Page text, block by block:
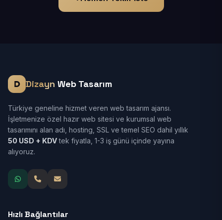
Dizayn Web Tasarım
Türkiye geneline hizmet veren web tasarım ajansı.
İşletmenize özel hazır web sitesi ve kurumsal web
tasarımını alan adı, hosting, SSL ve temel SEO dahil yıllık
50 USD + KDVtek fiyatla, 1-3 iş günü içinde yayına
alıyoruz.
Hızlı Bağlantılar